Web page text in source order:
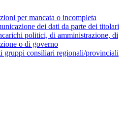
per mancata o incompleta
dei dati da parte dei titolari
politici, di amministrazione, di
o di governo
gruppi consiliari regionali/provinciali